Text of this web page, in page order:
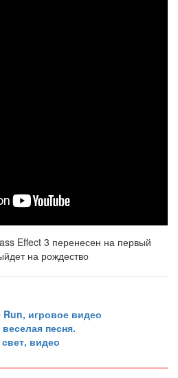
Effect 3 перенесен на первый
на рождество
Run, игровое видео
песня.
видео